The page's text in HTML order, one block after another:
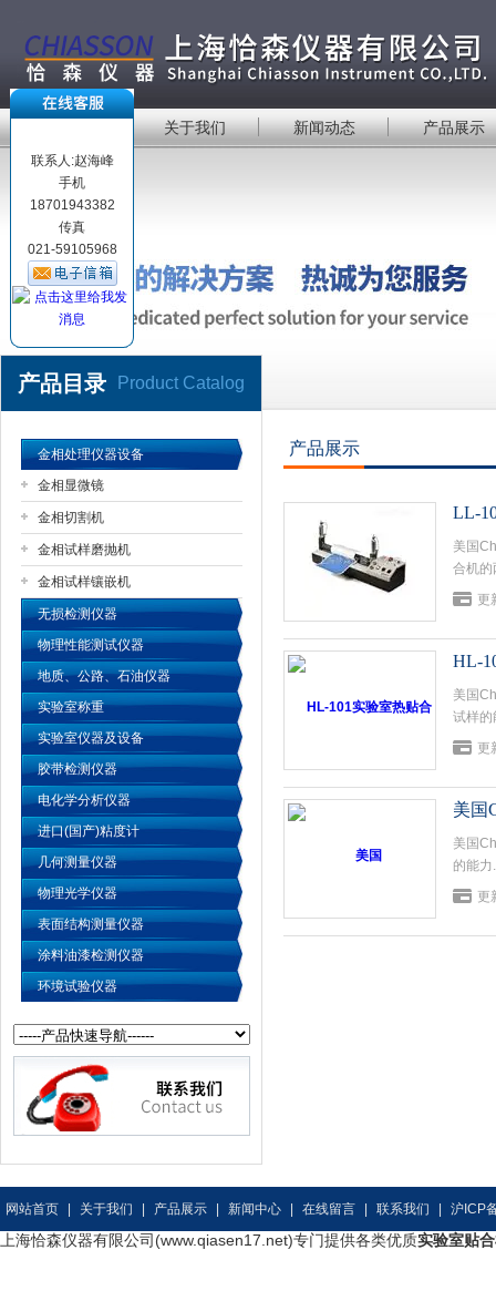
公司名称
关于我们 新闻动态 产品展示
产品目录 Product Catalog
金相处理仪器设备
金相显微镜
金相切割机
金相试样磨抛机
金相试样镶嵌机
无损检测仪器
物理性能测试仪器
地质、公路、石油仪器
实验室称重
实验室仪器及设备
胶带检测仪器
电化学分析仪器
进口(国产)粘度计
几何测量仪器
物理光学仪器
表面结构测量仪器
涂料油漆检测仪器
环境试验仪器
产品展示
LL-
美国
合机的
22吋
更
HL-
美国
试样的
更
美国
美国
的能
更
网站首页 关于我们 产品展示 新闻中心 在线留言 联系我们 沪ICP
上海恰森仪器有限公司(www.qiasen17.net)专门提供各类优质实验室贴
联系人:赵海峰
手机
18701943382
传真
021-59105968